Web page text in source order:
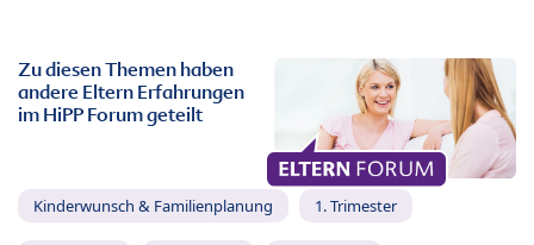
Zu diesen Themen haben
andere Eltern Erfahrungen
im HiPP Forum geteilt
Kinderwunsch & Familienplanung 1. Trimester